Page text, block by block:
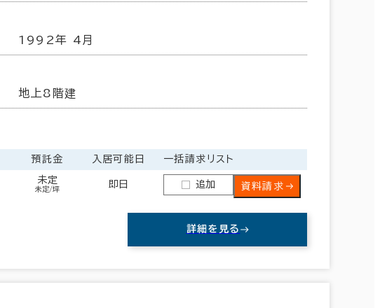
1992年 4月
地上8階建
預託金 入居可能日 一括請求リスト
未定
未定/坪 即日 追加 資料請求
詳細を見る